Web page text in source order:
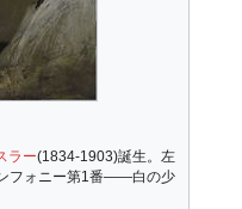
ラー(1834-1903)誕生。左
フォニー第1番――白の少